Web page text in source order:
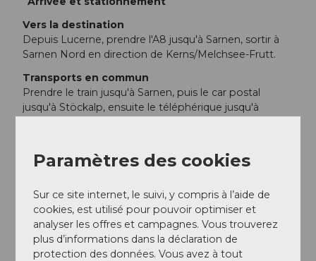
Vers la destination
Depuis Lucerne, prendre l'A8 jusqu'à Sarnen, sortir à
Sarnen Nord en direction de Kerns/Melchsee-Frutt.
Transports en commun
Prendre le train jusqu'à Sarnen, puis le car postal
jusqu'à Stöckalp, ensuite le téléphérique jusqu'à
Auteur(e)
Organisation
Obwalden Tourismus
Paramètres des cookies
Sur ce site internet, le suivi, y compris à l’aide de
cookies, est utilisé pour pouvoir optimiser et
analyser les offres et campagnes. Vous trouverez
plus d’informations dans la déclaration de
protection des données. Vous avez à tout